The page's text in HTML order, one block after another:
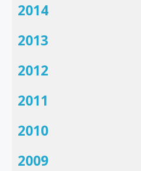
2014
2013
2012
2011
2010
2009